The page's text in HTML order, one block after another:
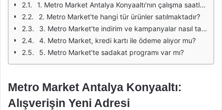
1. Metro Market Antalya Konyaaltı'nın çalışma saatleri nedir?
2. Metro Market'te hangi tür ürünler satılmaktadır?
3. Metro Market'te indirim ve kampanyalar nasıl takip edilir?
4. Metro Market, kredi kartı ile ödeme alıyor mu?
5. Metro Market'te sadakat programı var mı?
Metro Market Antalya Konyaaltı:
Alışverişin Yeni Adresi